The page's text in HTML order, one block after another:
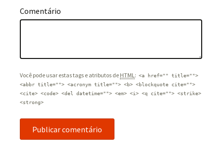
Comentário
Você pode usar estas tags e atributos de HTML: <a href="" title="">
<abbr title=""> <acronym title=""> <b> <blockquote cite="">
<cite> <code> <del datetime=""> <em> <i> <q cite=""> <strike>
<strong>